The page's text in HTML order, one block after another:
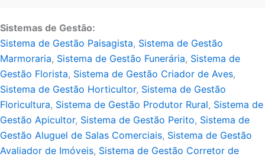
Sistemas de Gestão:
Sistema de Gestão Paisagista, Sistema de Gestão
Marmoraria, Sistema de Gestão Funerária, Sistema de
Gestão Florista, Sistema de Gestão Criador de Aves,
Sistema de Gestão Horticultor, Sistema de Gestão
Floricultura, Sistema de Gestão Produtor Rural, Sistema de
Gestão Apicultor, Sistema de Gestão Perito, Sistema de
Gestão Aluguel de Salas Comerciais, Sistema de Gestão
Avaliador de Imóveis, Sistema de Gestão Corretor de